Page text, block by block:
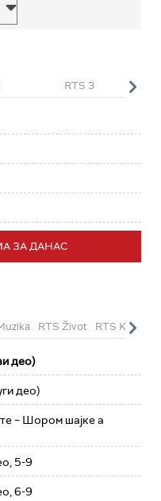
RTS 3
ЗА ДАНАС
RTS Život RTS Klasika
део)
део)
– Шором шајке а
5-9
6-9